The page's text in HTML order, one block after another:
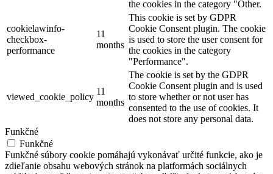
the cookies in the category "Other.
cookielawinfo-
checkbox-
performance
11
months
This cookie is set by GDPR
Cookie Consent plugin. The cookie
is used to store the user consent for
the cookies in the category
"Performance".
viewed_cookie_policy
11
months
The cookie is set by the GDPR
Cookie Consent plugin and is used
to store whether or not user has
consented to the use of cookies. It
does not store any personal data.
Funkčné
Funkčné
Funkčné súbory cookie pomáhajú vykonávať určité funkcie, ako je
zdieľanie obsahu webových stránok na platformách sociálnych